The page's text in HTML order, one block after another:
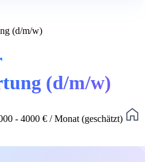
(d/m/w)
(d/m/w)
- 4000 € / Monat (geschätzt)